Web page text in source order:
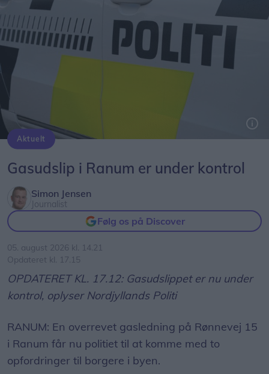
Aktuelt
Gasudslip i Ranum er under kontrol
Simon Jensen
Journalist
Følg os på Discover
05. august 2026 kl. 14.21
Opdateret kl. 17.15
OPDATERET KL. 17.12: Gasudslippet er nu under
kontrol, oplyser Nordjyllands Politi
RANUM: En overrevet gasledning på Rønnevej 15
i Ranum får nu politiet til at komme med to
opfordringer til borgere i byen.